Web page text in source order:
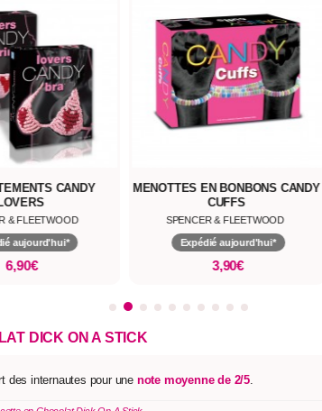
CANDY
LOVERS
& FLEETWOOD
aujourd'hui*
6,90€
MENOTTES EN BONBONS CANDY
CUFFS
SPENCER & FLEETWOOD
Expédié aujourd'hui*
3,90€
DICK ON A STICK
des internautes pour une note moyenne de 2/5